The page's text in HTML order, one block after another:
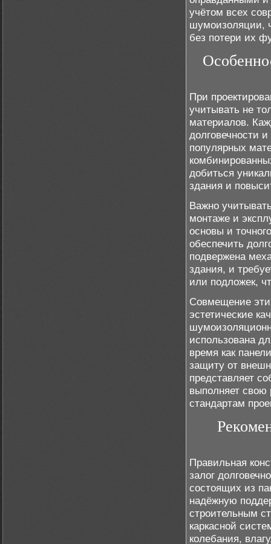
учётом всех
шумоизоляции,
без потери их
При
учитывать не
материалов.
долговечности
популярных
добиться
здания и
Важно
монтаже и
основы и
обеспечить
подвержена
здания, и
или подложек,
Совмещение
эстетические
использована
время как
защиту от
представляет
выполняет свою
стандартам
Правильная
залог
состоящих из
надёжную
строительным
каркасной
колебания,